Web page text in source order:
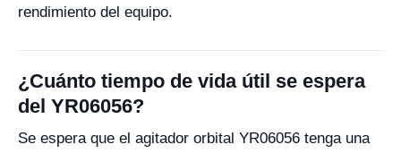
rendimiento del equipo.
¿Cuánto tiempo de vida útil se espera
del YR06056?
Se espera que el agitador orbital YR06056 tenga una